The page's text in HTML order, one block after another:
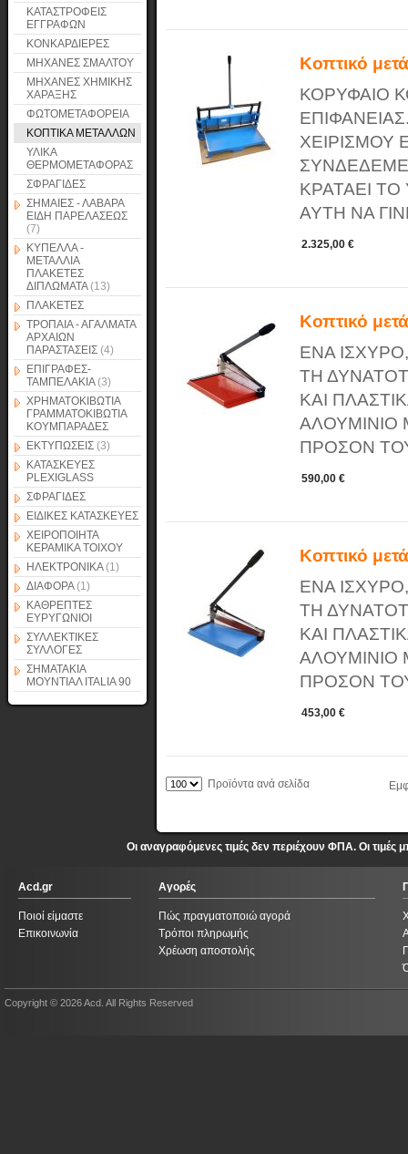
ΚΑΤΑΣΤΡΟΦΕΙΣ
ΕΓΓΡΑΦΩΝ
ΚΟΝΚΑΡΔΙΕΡΕΣ
ΜΗΧΑΝΕΣ ΣΜΑΛΤΟΥ
ΜΗΧΑΝΕΣ ΧΗΜΙΚΗΣ
ΧΑΡΑΞΗΣ
ΦΩΤΟΜΕΤΑΦΟΡΕΙΑ
ΚΟΠΤΙΚΑ ΜΕΤΑΛΛΩΝ
ΥΛΙΚΑ
ΘΕΡΜΟΜΕΤΑΦΟΡΑΣ
ΣΦΡΑΓΙΔΕΣ
ΣΗΜΑΙΕΣ - ΛΑΒΑΡΑ
ΕΙΔΗ ΠΑΡΕΛΑΣΕΩΣ
(7)
ΚΥΠΕΛΛΑ -
ΜΕΤΑΛΛΙΑ
ΠΛΑΚΕΤΕΣ
ΔΙΠΛΩΜΑΤΑ(13)
ΠΛΑΚΕΤΕΣ
ΤΡΟΠΑΙΑ - ΑΓΑΛΜΑΤΑ
ΑΡΧΑΙΩΝ
ΠΑΡΑΣΤΑΣΕΙΣ (4)
ΕΠΙΓΡΑΦΕΣ-
ΤΑΜΠΕΛΑΚΙΑ(3)
ΧΡΗΜΑΤΟΚΙΒΩΤΙΑ
ΓΡΑΜΜΑΤΟΚΙΒΩΤΙΑ
ΚΟΥΜΠΑΡΑΔΕΣ
ΕΚΤΥΠΩΣΕΙΣ (3)
ΚΑΤΑΣΚΕΥΕΣ
PLEXIGLASS
ΣΦΡΑΓΙΔΕΣ
ΕΙΔΙΚΕΣ ΚΑΤΑΣΚΕΥΕΣ
ΧΕΙΡΟΠΟΙΗΤΑ
ΚΕΡΑΜΙΚΑ ΤΟΙΧΟΥ
ΗΛΕΚΤΡΟΝΙΚΑ(1)
ΔΙΑΦΟΡΑ(1)
ΚΑΘΡΕΠΤΕΣ
ΕΥΡΥΓΩΝΙΟΙ
ΣΥΛΛΕΚΤΙΚΕΣ
ΣΥΛΛΟΓΕΣ
ΣΗΜΑΤΑΚΙΑ
ΜΟΥΝΤΙΑΛ ITALIA 90
Κοπτικό
ΚΟΡΥΦΑΙΟ
ΧΕΙΡΙΣΜΟΥ
ΚΡΑΤΑΕΙ
ΑΥΤΗ ΝΑ
2.325,00 €
Κοπτικό
ΕΝΑ
ΤΗ
ΚΑΙ
ΑΛΟΥΜΙΝΙΟ
ΠΡΟΣΟΝ
590,00 €
Κοπτικό
ΕΝΑ
ΤΗ
ΚΑΙ
ΑΛΟΥΜΙΝΙΟ
ΠΡΟΣΟΝ
453,00 €
Προϊόντα ανά σελίδα
Οι αναγραφόμενες τιμές δεν περιέχουν ΦΠΑ. Οι
Acd.gr
Ποιοί είμαστε
Επικοινωνία
Αγορές
Πώς πραγματοποιώ αγορά
Τρόποι πληρωμής
Χρέωση αποστολής
Copyright © 2026 Acd. All Rights Reserved